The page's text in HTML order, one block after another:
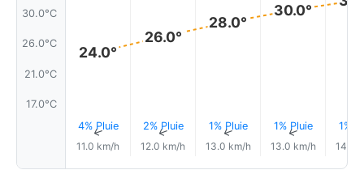
30.0°C
26.0°C
21.0°C
17.0°C
24.0°
4% Pluie
↑
11.0 km/h
26.0°
2% Pluie
↑
12.0 km/h
28.0°
1% Pluie
↑
13.0 km/h
30.0°
1% Pluie
↑
13.0 km/h
1%
14.0